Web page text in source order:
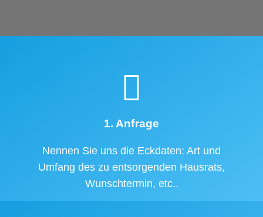
1. Anfrage
Nennen Sie uns die Eckdaten: Art und
Umfang des zu entsorgenden Hausrats,
Wunschtermin, etc..